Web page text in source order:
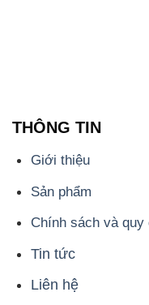
Chính sách và quy
Tin tức
Liên hệ
📞
PHÒNG KINH
ĐẮC TRƯỜNG PHÁT